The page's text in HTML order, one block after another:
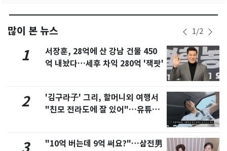
많이 본 뉴스 1/2
1
서장훈, 28억에 산 강남 건물 450
억 내놨다…세후 차익 280억 '잭팟'
2
'김구라子' 그리, 할머니외 여행서
"친모 전라도에 잘 있어"…유튜브
"10억 버는데 9억 써요?"…삼전男